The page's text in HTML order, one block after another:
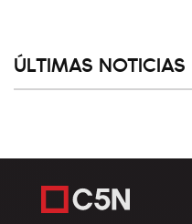
ÚLTIMAS NOTICIAS